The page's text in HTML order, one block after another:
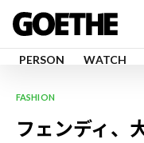
PERSON WATCH
FASHION
フェンディ、